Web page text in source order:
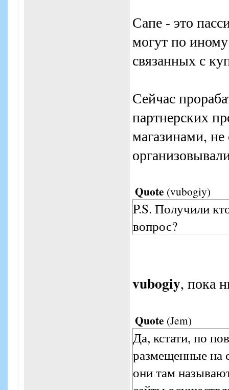
Сапе - это
могут по иному
связанных с
Сейчас
партнерских
магазинами,
Quote (vubogiy)
P.S. Получили
вопрос?
vubogiy, пока
Quote (Jem)
Да, кстати, по
размещенные на
они там